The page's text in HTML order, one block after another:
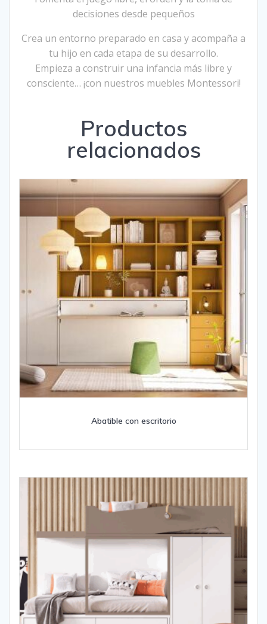
decisiones desde pequeños
Crea un entorno preparado en casa y acompaña a
tu hijo en cada etapa de su desarrollo.
Empieza a construir una infancia más libre y
consciente… ¡con nuestros muebles Montessori!
Productos
relacionados
Abatible con escritorio